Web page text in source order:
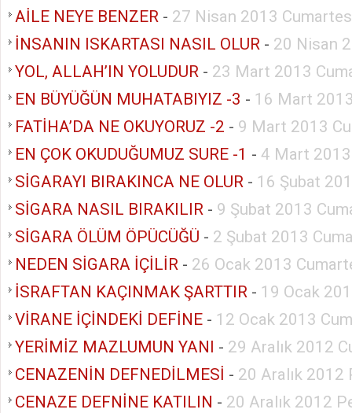
AİLE NEYE BENZER - 27 Nisan 2013
İNSANIN ISKARTASI NASIL OLUR - 20 Nisan
YOL, ALLAH’IN YOLUDUR - 23 Mart 2013
EN BÜYÜĞÜN MUHATABIYIZ -3 - 16 Mart
FATİHA’DA NE OKUYORUZ -2 - 9 Mart 2013
EN ÇOK OKUDUĞUMUZ SURE -1 - 4 Mart
SİGARAYI BIRAKINCA NE OLUR - 16 Şubat
SİGARA NASIL BIRAKILIR - 9 Şubat 2013
SİGARA ÖLÜM ÖPÜCÜĞÜ - 2 Şubat 2013
NEDEN SİGARA İÇİLİR - 26 Ocak 2013
İSRAFTAN KAÇINMAK ŞARTTIR - 19 Ocak
VİRANE İÇİNDEKİ DEFİNE - 12 Ocak 2013
YERİMİZ MAZLUMUN YANI - 29 Aralık 2012
CENAZENİN DEFNEDİLMESİ - 20 Aralık 2012
CENAZE DEFNİNE KATILIN - 20 Aralık 2012